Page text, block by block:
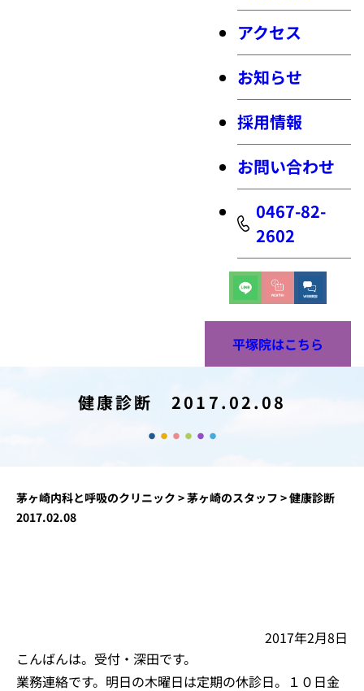
アクセス
お知らせ
採用情報
お問い合わせ
0467-82-
2602
平塚院はこちら
健康診断 2017.02.08
茅ヶ崎内科と呼吸のクリニック >茅ヶ崎のスタッフ >健康診断
2017.02.08
2017年2月8日
こんばんは。受付・深田です。
業務連絡です。明日の木曜日は定期の休診日。１０日金